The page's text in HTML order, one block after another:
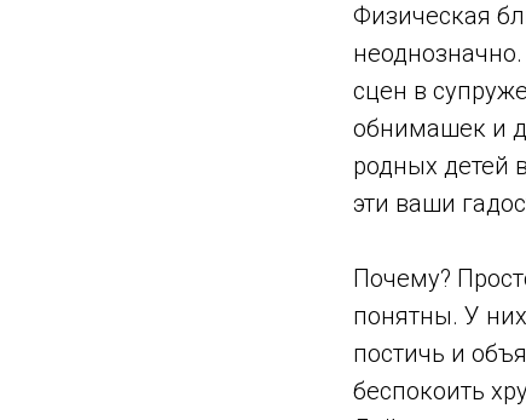
Физическая
сцен в
обнимашек и
родных детей
эти ваши
Почему?
понятны. У
постичь и
беспокоить